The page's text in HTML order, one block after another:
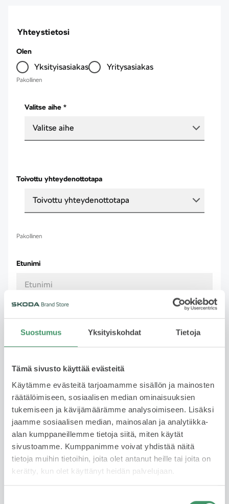
Suostumus Yksityiskohdat Tietoja
Tämä sivusto käyttää evästeitä
Käytämme evästeitä tarjoamamme sisällön ja mainosten
räätälöimiseen, sosiaalisen median ominaisuuksien
tukemiseen ja kävijämäärämme analysoimiseen. Lisäksi
jaamme sosiaalisen median, mainosalan ja analytiikka-
alan kumppaneillemme tietoja siitä, miten käytät
sivustoamme. Kumppanimme voivat yhdistää näitä
tietoja muihin tietoihin, joita olet antanut heille tai joita on
kerätty, kun olet käyttänyt heidän palvelujaan.
Yhteystietosi
Olen
Yksityisasiakas Yritysasiakas
Pakollinen
Valitse aihe *
Valitse aihe
Toivottu yhteydenottotapa
Toivottu yhteydenottotapa
Pakollinen
Etunimi
Pakollinen
Sukunimi
Pakollinen
Puhelinnumero
Sähköposti